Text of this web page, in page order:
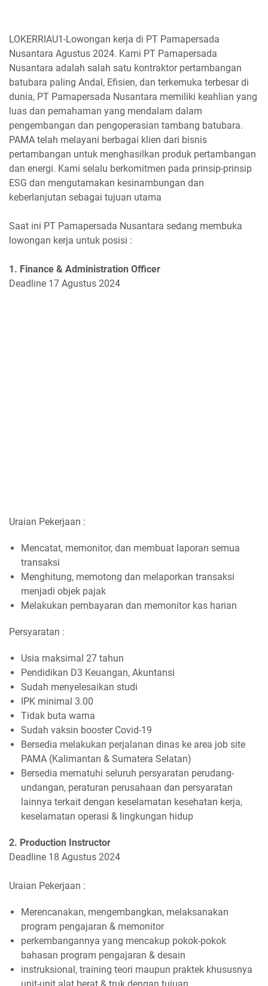
LOKERRIAU1-Lowongan kerja di PT Pamapersada
Nusantara Agustus 2024. Kami PT Pamapersada
Nusantara adalah salah satu kontraktor pertambangan
batubara paling Andal, Efisien, dan terkemuka terbesar di
dunia, PT Pamapersada Nusantara memiliki keahlian yang
luas dan pemahaman yang mendalam dalam
pengembangan dan pengoperasian tambang batubara.
PAMA telah melayani berbagai klien dari bisnis
pertambangan untuk menghasilkan produk pertambangan
dan energi. Kami selalu berkomitmen pada prinsip-prinsip
ESG dan mengutamakan kesinambungan dan
keberlanjutan sebagai tujuan utama
Saat ini PT Pamapersada Nusantara sedang membuka
lowongan kerja untuk posisi :
1. Finance & Administration Officer
Deadline 17 Agustus 2024
Uraian Pekerjaan :
Mencatat, memonitor, dan membuat laporan semua
transaksi
Menghitung, memotong dan melaporkan transaksi
menjadi objek pajak
Melakukan pembayaran dan memonitor kas harian
Persyaratan :
Usia maksimal 27 tahun
Pendidikan D3 Keuangan, Akuntansi
Sudah menyelesaikan studi
IPK minimal 3.00
Tidak buta warna
Sudah vaksin booster Covid-19
Bersedia melakukan perjalanan dinas ke area job site
PAMA (Kalimantan & Sumatera Selatan)
Bersedia mematuhi seluruh persyaratan perudang-
undangan, peraturan perusahaan dan persyaratan
lainnya terkait dengan keselamatan kesehatan kerja,
keselamatan operasi & lingkungan hidup
2. Production Instructor
Deadline 18 Agustus 2024
Uraian Pekerjaan :
Merencanakan, mengembangkan, melaksanakan
program pengajaran & memonitor
perkembangannya yang mencakup pokok-pokok
bahasan program pengajaran & desain
instruksional, training teori maupun praktek khususnya